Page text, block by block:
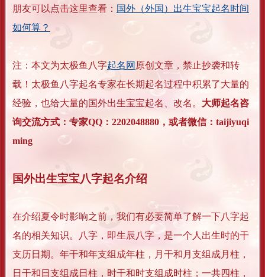
朋友可以点击这里查看： 国外（外国）出生宝宝起名时间
如何算？
注：本文为太极鱼八字起名网 原创文章，禁止抄袭和转
载！太极鱼八字起名专家在长期起名过程中积累了大量的
经验，也给大量的国外出生宝宝起名、改名。 大师起名咨
询交流方式：专家QQ：2202048880，或者微信：taijiyuqi
ming
国外出生宝宝八字起名介绍
在介绍夏令时影响之前，我们有必要简单了解一下八字起
名的相关知识。八字，即生辰八字，是一个人出生时的干
支历日期。年干和年支组成年柱，月干和月支组成月柱，
日干和日支组成日柱，时干和时支组成时柱；一共四柱，